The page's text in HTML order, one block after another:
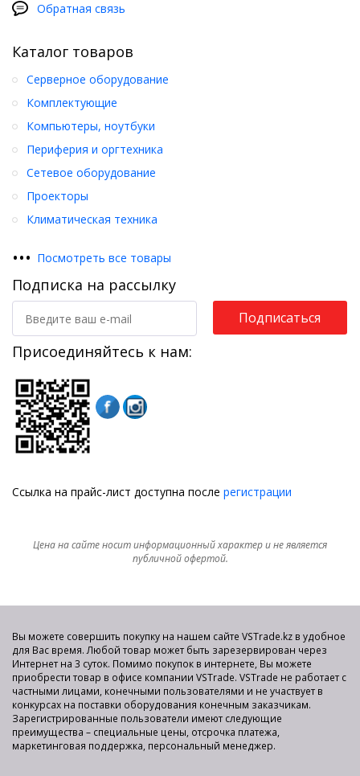
Обратная связь
Каталог товаров
Серверное оборудование
Комплектующие
Компьютеры, ноутбуки
Периферия и оргтехника
Сетевое оборудование
Проекторы
Климатическая техника
••• Посмотреть все товары
Подписка на рассылку
Подписаться
Присоединяйтесь к нам:
Ссылка на прайс-лист доступна после регистрации
Цена на сайте носит информационный характер и не является
публичной офертой.
Вы можете совершить покупку на нашем сайте VSTrade.kz в удобное
для Вас время. Любой товар может быть зарезервирован через
Интернет на 3 суток. Помимо покупок в интернете, Вы можете
приобрести товар в офисе компании VSTrade. VSTrade не работает с
частными лицами, конечными пользователями и не участвует в
конкурсах на поставки оборудования конечным заказчикам.
Зарегистрированные пользователи имеют следующие
преимущества – специальные цены, отсрочка платежа,
маркетинговая поддержка, персональный менеджер.